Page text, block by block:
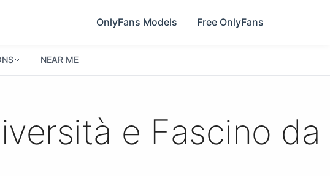
OnlyFans Models Free OnlyFans
NEAR ME
e Fascino